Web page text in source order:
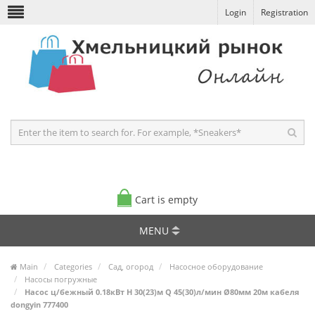
Login Registration
Cart is empty
MENU
Main Categories Сад, огород
Насосное оборудование
Насосы погружные
Насос ц/бежный 0.18кВт H 30(23)м Q 45(30)л/мин Ø80мм 20м кабеля
dongyin 777400